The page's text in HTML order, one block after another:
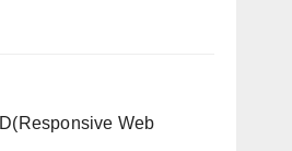
Web